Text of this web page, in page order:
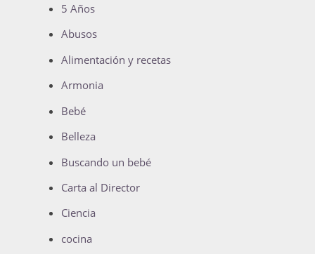
5 Años
Abusos
Alimentación y recetas
Armonia
Bebé
Belleza
Buscando un bebé
Carta al Director
Ciencia
cocina